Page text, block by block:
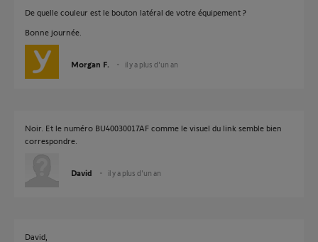
De quelle couleur est le bouton latéral de votre équipement ?
Bonne journée.
Morgan F. il y a plus d'un an
Noir. Et le numéro BU40030017AF comme le visuel du link semble bien
correspondre.
David il y a plus d'un an
David,